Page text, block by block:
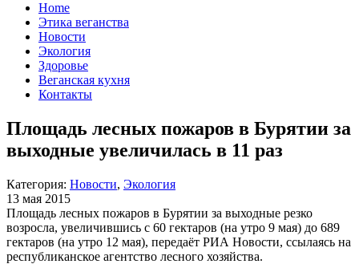
Home
Этика веганства
Новости
Экология
Здоровье
Веганская кухня
Контакты
Площадь лесных пожаров в Бурятии за
выходные увеличилась в 11 раз
Категория: Новости, Экология
13 мая 2015
Площадь лесных пожаров в Бурятии за выходные резко
возросла, увеличившись с 60 гектаров (на утро 9 мая) до 689
гектаров (на утро 12 мая), передаёт РИА Новости, ссылаясь на
республиканское агентство лесного хозяйства.